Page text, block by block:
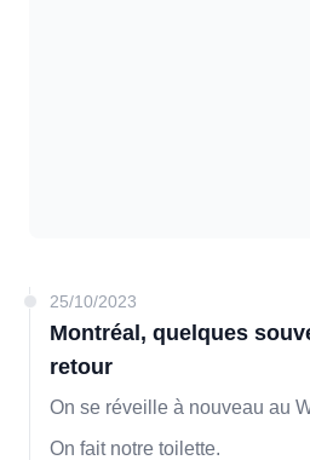
25/10/2023
Montréal, quelques
retour
On se réveille à nouveau au
On fait notre toilette.